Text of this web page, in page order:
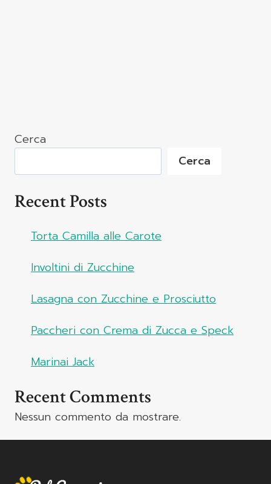
Cerca
Cerca
Recent Posts
Torta Camilla alle Carote
Involtini di Zucchine
Lasagna con Zucchine e Prosciutto
Paccheri con Crema di Zucca e Speck
Marinai Jack
Recent Comments
Nessun commento da mostrare.